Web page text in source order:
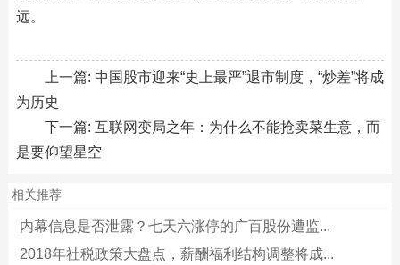
远。
上一篇: 中国股市迎来“史上最严”退市制度，“炒差”将成
为历史
下一篇: 互联网变局之年：为什么不能抢卖菜生意，而
是要仰望星空
相关推荐
内幕信息是否泄露？七天六涨停的广百股份遭监...
2018年社税政策大盘点，薪酬福利结构调整将成...